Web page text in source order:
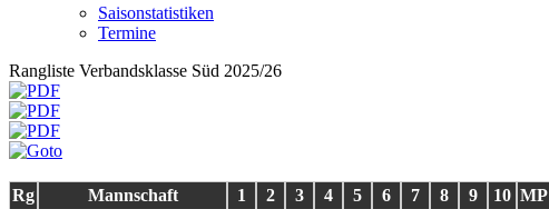
Saisonstatistiken
Termine
Rangliste Verbandsklasse Süd 2025/26
Rg Mannschaft 1 2 3 4 5 6 7 8 9 10 MP